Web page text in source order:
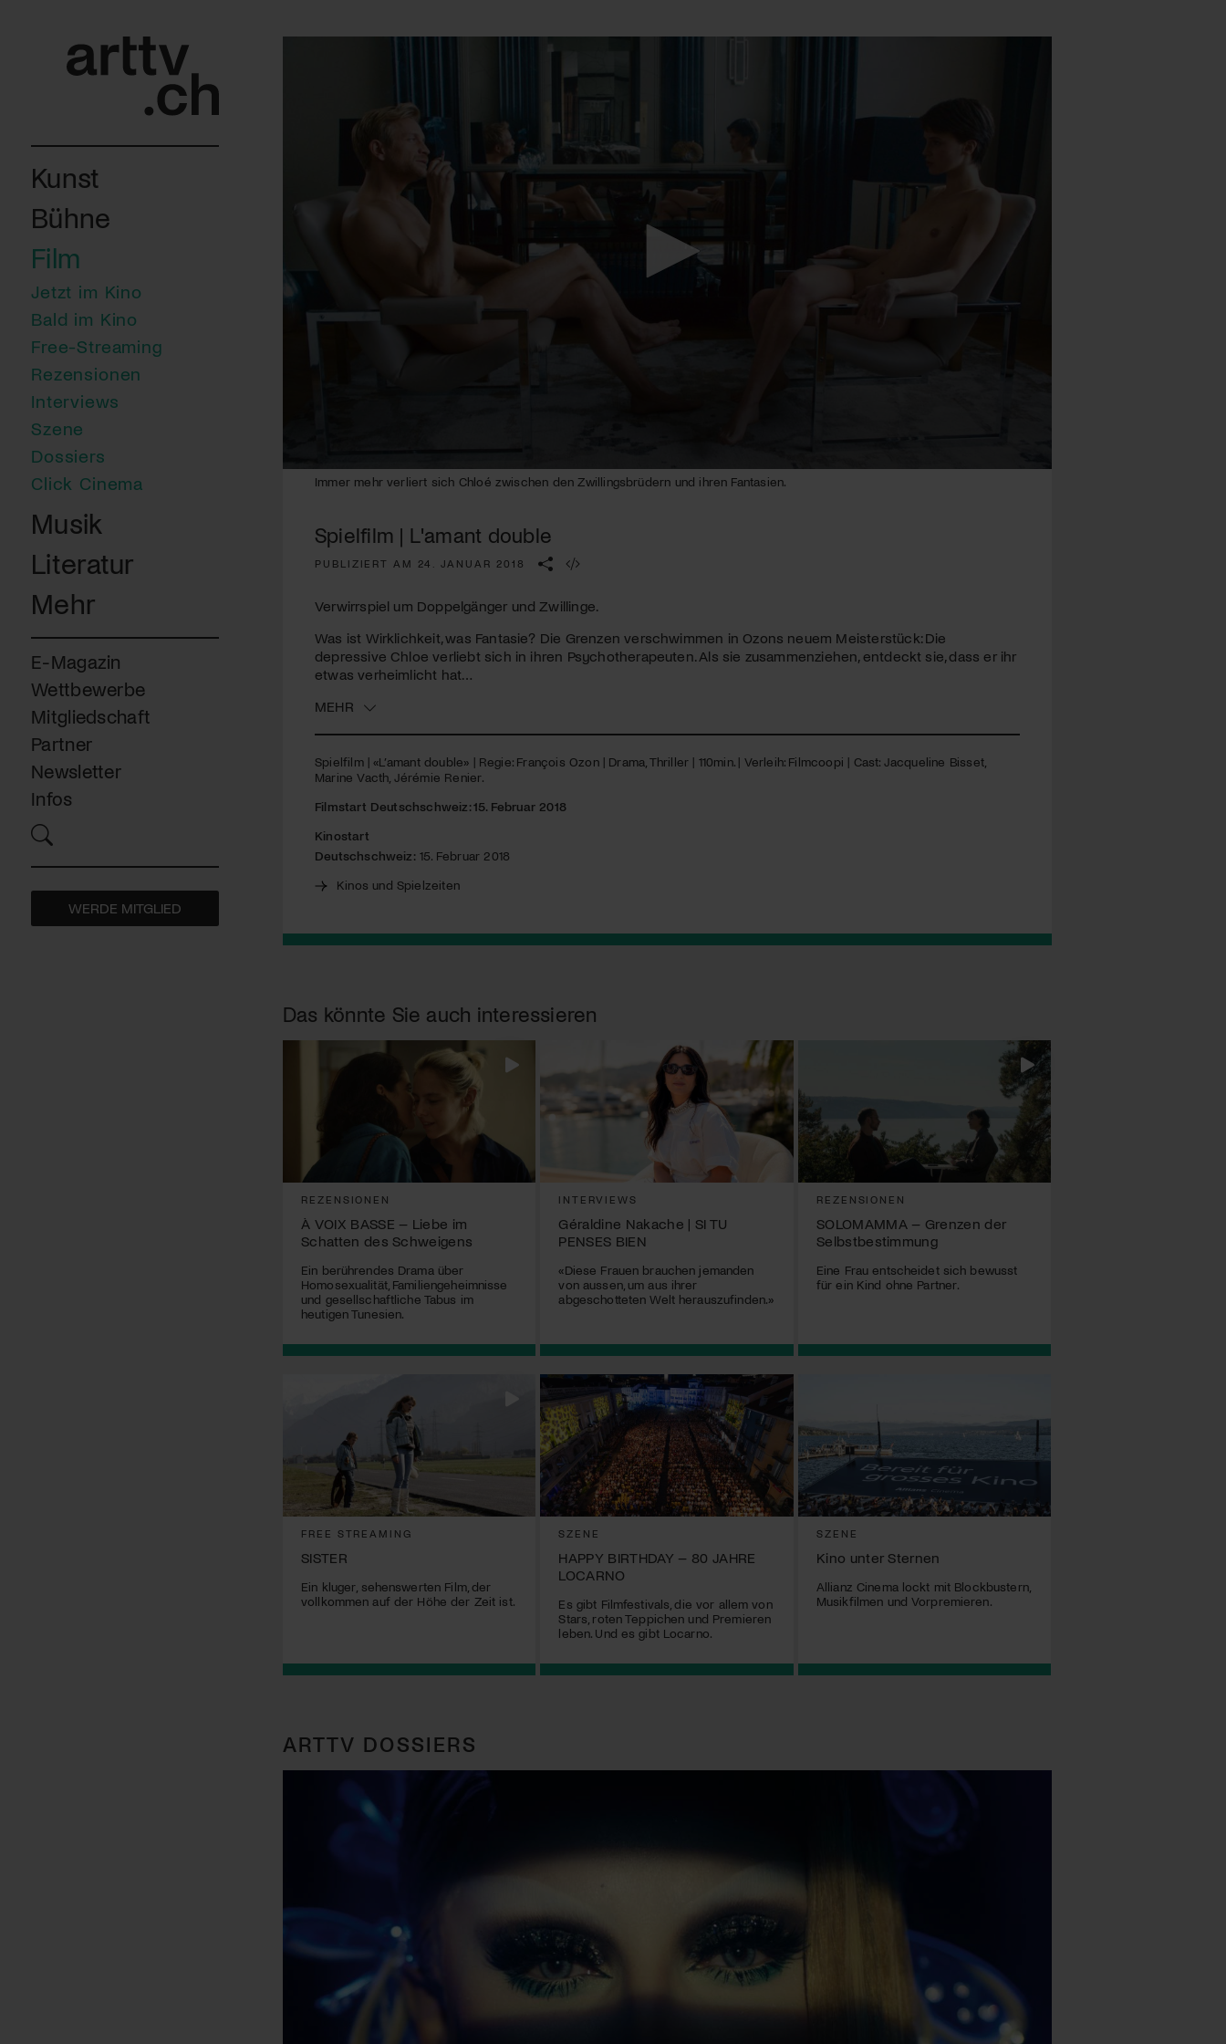
Kunst
Bühne
Film
Jetzt im Kino
Bald im Kino
Free-Streaming
Rezensionen
Interviews
Szene
Dossiers
Click Cinema
Musik
Literatur
Mehr
E-Magazin
Wettbewerbe
Mitgliedschaft
Partner
Newsletter
Infos
WERDE MITGLIED
seconds
minute,
secondsVolume
Immer mehr verliert sich Chloé zwischen den Zwillingsbrüdern und ihren Fantasien.
Spielfilm | L'amant double
PUBLIZIERT AM 24. JANUAR 2018
Verwirrspiel um Doppelgänger und Zwillinge.
Was ist Wirklichkeit, was Fantasie? Die Grenzen verschwimmen in Ozons neuem Meisterstück: Die
depressive Chloe verliebt sich in ihren Psychotherapeuten. Als sie zusammenziehen, entdeckt sie, dass er ihr
etwas verheimlicht hat…
MEHR
Spielfilm | «L’amant double» | Regie: François Ozon | Drama, Thriller | 110min. | Verleih: Filmcoopi | Cast: Jacqueline Bisset,
Marine Vacth, Jérémie Renier.
Filmstart Deutschschweiz: 15. Februar 2018
Kinostart
Deutschschweiz: 15. Februar 2018
Kinos und Spielzeiten
Das könnte Sie auch interessieren
REZENSIONEN
À VOIX BASSE – Liebe im
Schatten des Schweigens
Ein berührendes Drama über
Homosexualität, Familiengeheimnisse
und gesellschaftliche Tabus im
heutigen Tunesien.
INTERVIEWS
Géraldine Nakache | SI TU
PENSES BIEN
«Diese Frauen brauchen jemanden
von aussen, um aus ihrer
abgeschotteten Welt herauszufinden.»
REZENSIONEN
SOLOMAMMA – Grenzen der
Selbstbestimmung
Eine Frau entscheidet sich bewusst
für ein Kind ohne Partner.
FREE STREAMING
SISTER
Ein kluger, sehenswerten Film, der
vollkommen auf der Höhe der Zeit ist.
SZENE
HAPPY BIRTHDAY – 80 JAHRE
LOCARNO
Es gibt Filmfestivals, die vor allem von
Stars, roten Teppichen und Premieren
leben. Und es gibt Locarno.
SZENE
Kino unter Sternen
Allianz Cinema lockt mit Blockbustern,
Musikfilmen und Vorpremieren.
ARTTV DOSSIERS
diversen Kulturevents.